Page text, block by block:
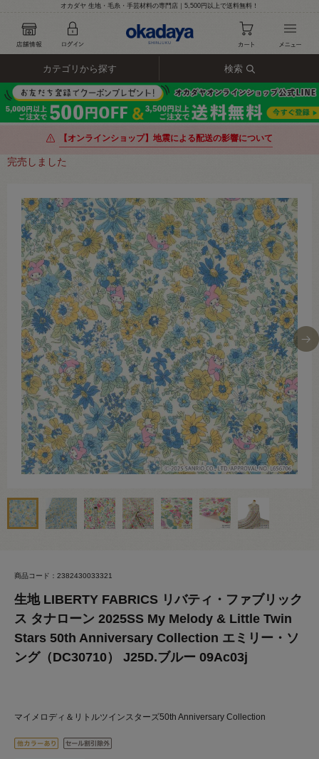
オカダヤ 生地・毛糸・手芸材料の専門店｜5,500円以上で送料無料！
カテゴリから探す 検索
【オンラインショップ】地震による配送の影響について
完売しました
商品コード：2382430033321
生地 LIBERTY FABRICS リバティ・ファブリック
ス タナローン 2025SS My Melody & Little Twin
Stars 50th Anniversary Collection エミリー・ソ
ング（DC30710） J25D.ブルー 09Ac03j
マイメロディ＆リトルツインスターズ50th Anniversary Collection